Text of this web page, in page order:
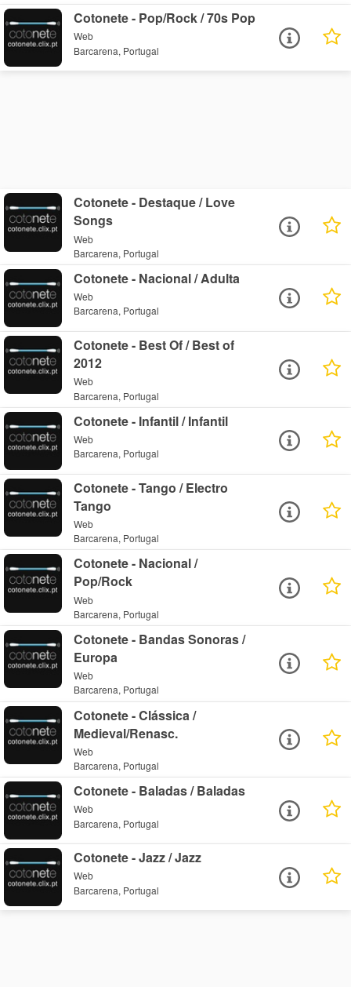
Cotonete - Pop/Rock / 70s Pop
Web
Barcarena, Portugal
Cotonete - Destaque / Love
Songs
Web
Barcarena, Portugal
Cotonete - Nacional / Adulta
Web
Barcarena, Portugal
Cotonete - Best Of / Best of
2012
Web
Barcarena, Portugal
Cotonete - Infantil / Infantil
Web
Barcarena, Portugal
Cotonete - Tango / Electro
Tango
Web
Barcarena, Portugal
Cotonete - Nacional /
Pop/Rock
Web
Barcarena, Portugal
Cotonete - Bandas Sonoras /
Europa
Web
Barcarena, Portugal
Cotonete - Clássica /
Medieval/Renasc.
Web
Barcarena, Portugal
Cotonete - Baladas / Baladas
Web
Barcarena, Portugal
Cotonete - Jazz / Jazz
Web
Barcarena, Portugal